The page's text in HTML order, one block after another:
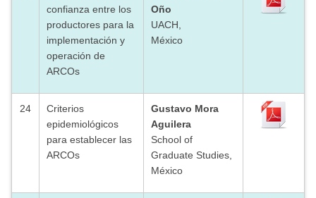
confianza entre los
productores para la
implementación y
operación de
ARCOs
Oño
UACH,
México
24
Criterios
epidemiológicos
para establecer las
ARCOs
Gustavo Mora
Aguilera
School of
Graduate Studies,
México